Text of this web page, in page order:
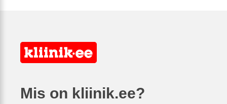
Mis on kliinik.ee?